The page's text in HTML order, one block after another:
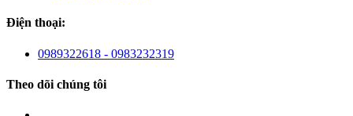
Điện thoại:
0989322618 - 0983232319
Theo dõi chúng tôi